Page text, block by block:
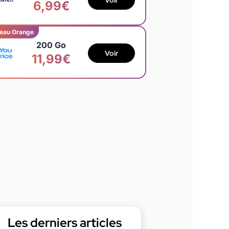
6,99€
Orange
200 Go
11,99€ Voir
Les derniers articles